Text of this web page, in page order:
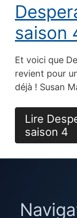
saison
Et voici que
revient pour
déjà ! Susan
Lire
saison 4